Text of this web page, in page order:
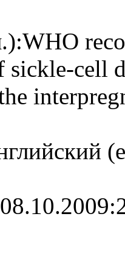
WHO
sickle-cell